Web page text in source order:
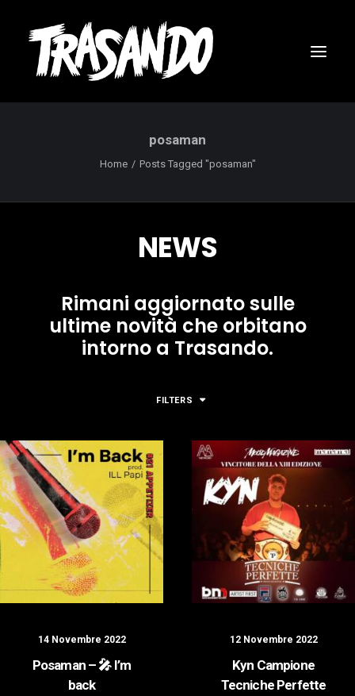
RICERCA
posaman
Home Posts Tagged "posaman"
NEWS
Rimani aggiornato sulle
ultime novità che orbitano
intorno a Trasando.
FILTERS
14 Novembre 2022
Posaman – 🎤 I’m
back
12 Novembre 2022
Kyn Campione
Tecniche Perfette